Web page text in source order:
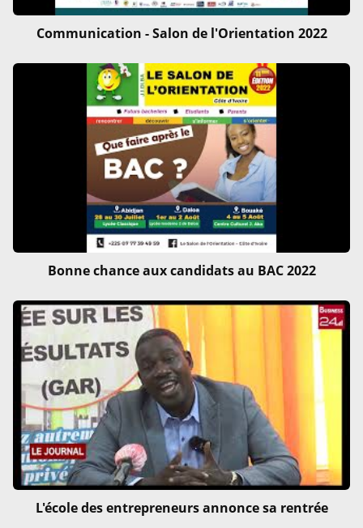
Communication - Salon de l'Orientation 2022
Bonne chance aux candidats au BAC 2022
L'école des entrepreneurs annonce sa rentrée